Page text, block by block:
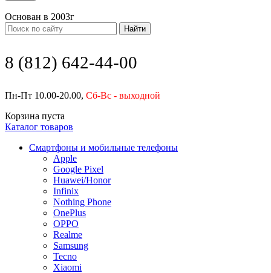
Основан в 2003г
Найти
8 (812) 642-44-00
Пн-Пт 10.00-20.00, Сб-Вс - выходной
Корзина пуста
Каталог товаров
Смартфоны и мобильные телефоны
Apple
Google Pixel
Huawei/Honor
Infinix
Nothing Phone
OnePlus
OPPO
Realme
Samsung
Tecno
Xiaomi